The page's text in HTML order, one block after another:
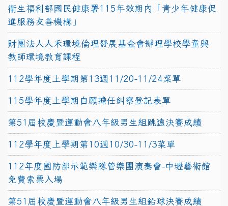
衛生福利部國民健康署115年效期內「青少年健康促
進服務友善機構」
財團法人人禾環境倫理發展基金會辦理學校學童與
教師環境教育課程
112學年度上學期第13週11/20-11/24菜單
115學年度上學期自願擔任糾察登記表單
第51屆校慶暨運動會八年級男生組跳遠決賽成績
112學年度上學期第10週10/30-11/3菜單
112年度國防部示範樂隊管樂團演奏會-中壢藝術館
免費索票入場
第51屆校慶暨運動會八年級男生組鉛球決賽成績